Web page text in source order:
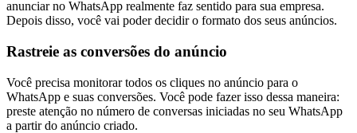
anunciar no WhatsApp realmente faz sentido para sua empresa.
Depois disso, você vai poder decidir o formato dos seus anúncios.
Rastreie as conversões do anúncio
Você precisa monitorar todos os cliques no anúncio para o
WhatsApp e suas conversões. Você pode fazer isso dessa maneira:
preste atenção no número de conversas iniciadas no seu WhatsApp
a partir do anúncio criado.